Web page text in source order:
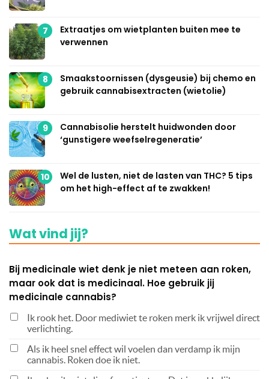
7
Extraatjes om wietplanten buiten mee te
verwennen
8
Smaakstoornissen (dysgeusie) bij chemo en
gebruik cannabisextracten (wietolie)
9
Cannabisolie herstelt huidwonden door
‘gunstigere weefselregeneratie’
10
Wel de lusten, niet de lasten van THC? 5 tips
om het high-effect af te zwakken!
Wat vind jij?
Bij medicinale wiet denk je niet meteen aan roken,
maar ook dat is medicinaal. Hoe gebruik jij
medicinale cannabis?
Ik rook het. Door mediwiet te roken merk ik vrijwel direct
verlichting.
Als ik heel snel effect wil voelen dan verdamp ik mijn
cannabis. Roken doe ik niet.